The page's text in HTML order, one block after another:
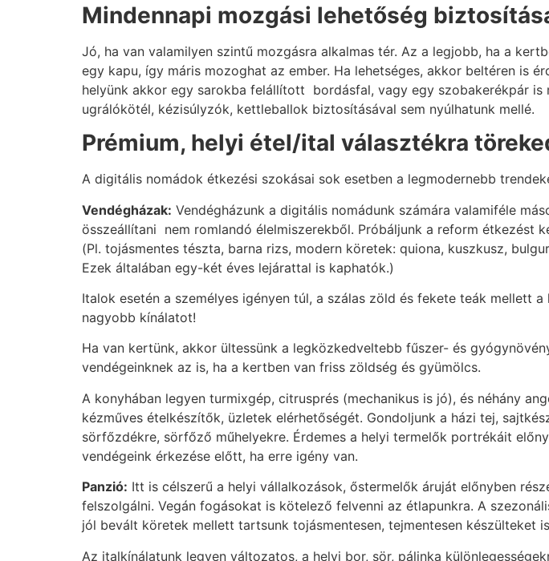
Mindennapi mozgási lehetőség
Jó, ha van valamilyen szintű mozgásra alkalmas tér. Az a legjobb, ha a
egy kapu, így máris mozoghat az ember. Ha lehetséges, akkor beltéren is
helyünk akkor egy sarokba felállított bordásfal, vagy egy szobakerékpár
ugrálókötél, kézisúlyzók, kettleballok biztosításával sem nyúlhatunk mellé.
Prémium, helyi étel/ital választékra
A digitális nomádok étkezési szokásai sok esetben a legmodernebb
Vendégházak: Vendégházunk a digitális nomádunk számára valamiféle
összeállítani nem romlandó élelmiszerekből. Próbáljunk a reform étkezést
(Pl. tojásmentes tészta, barna rizs, modern köretek: quiona, kuszkusz,
Ezek általában egy-két éves lejárattal is kaphatók.)
Italok esetén a személyes igényen túl, a szálas zöld és fekete teák mellett
nagyobb kínálatot!
Ha van kertünk, akkor ültessünk a legközkedveltebb fűszer- és
vendégeinknek az is, ha a kertben van friss zöldség és gyümölcs.
A konyhában legyen turmixgép, citrusprés (mechanikus is jó), és néhány
kézműves ételkészítők, üzletek elérhetőségét. Gondoljunk a házi tej,
sörfőzdékre, sörfőző műhelyekre. Érdemes a helyi termelők portrékáit
vendégeink érkezése előtt, ha erre igény van.
Panzió: Itt is célszerű a helyi vállalkozások, őstermelők áruját előnyben
felszolgálni. Vegán fogásokat is kötelező felvenni az étlapunkra. A
jól bevált köretek mellett tartsunk tojásmentesen, tejmentesen készülteket
Az italkínálatunk legyen változatos, a helyi bor, sör, pálinka